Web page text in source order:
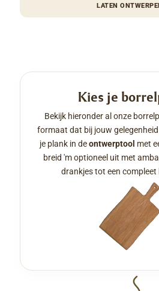
LATEN
Kies je
Bekijk hieronder al onze
formaat dat bij jouw
je plank in deontwerptool met
breid 'm optioneel uit met
drankjes tot een